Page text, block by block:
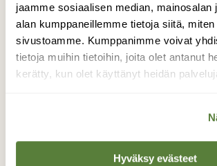
jaamme sosiaalisen median, mainosalan
alan kumppaneillemme tietoja siitä,
sivustoamme. Kumppanimme voivat
tietoja muihin tietoihin, joita olet antanut
kerätty, kun olet käyttänyt heidän
Hyväksy evästeet
Metsähiiri
Valokuvaaja: Eija Varjola, Lahti
TAKAISIN LISTAAN